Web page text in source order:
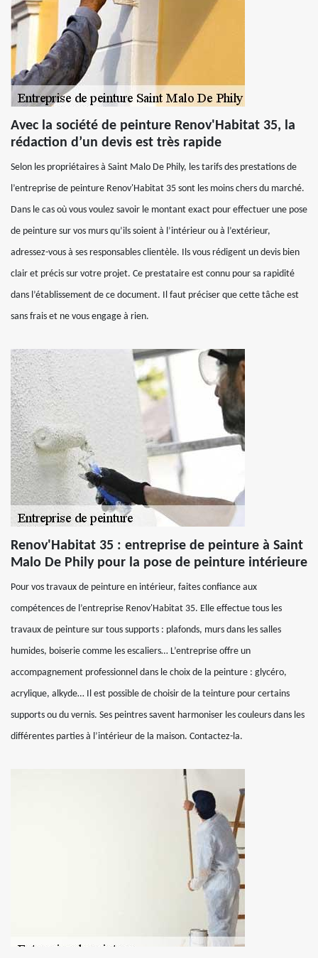
Avec la société de peinture Renov'Habitat 35, la
rédaction d’un devis est très rapide
Selon les propriétaires à Saint Malo De Phily, les tarifs des prestations de
l’entreprise de peinture Renov'Habitat 35 sont les moins chers du marché.
Dans le cas où vous voulez savoir le montant exact pour effectuer une pose
de peinture sur vos murs qu’ils soient à l’intérieur ou à l’extérieur,
adressez-vous à ses responsables clientèle. Ils vous rédigent un devis bien
clair et précis sur votre projet. Ce prestataire est connu pour sa rapidité
dans l’établissement de ce document. Il faut préciser que cette tâche est
sans frais et ne vous engage à rien.
Renov'Habitat 35 : entreprise de peinture à Saint
Malo De Phily pour la pose de peinture intérieure
Pour vos travaux de peinture en intérieur, faites confiance aux
compétences de l’entreprise Renov'Habitat 35. Elle effectue tous les
travaux de peinture sur tous supports : plafonds, murs dans les salles
humides, boiserie comme les escaliers… L’entreprise offre un
accompagnement professionnel dans le choix de la peinture : glycéro,
acrylique, alkyde… Il est possible de choisir de la teinture pour certains
supports ou du vernis. Ses peintres savent harmoniser les couleurs dans les
différentes parties à l’intérieur de la maison. Contactez-la.